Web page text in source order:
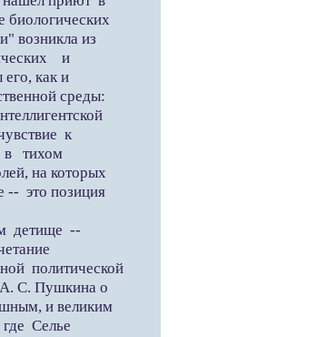
биологических
возникла из
и
как и
среды:
к
в тихом
на которых
-- это позиция
детище --
политической
А. С. Пушкина о
и великим
Селье